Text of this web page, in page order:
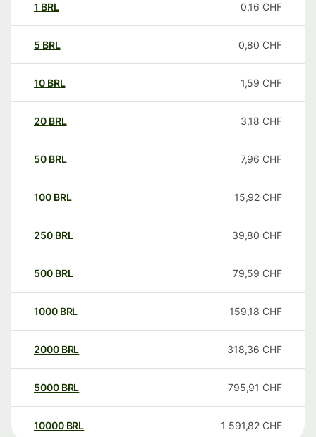
1 BRL 0,16 CHF
5 BRL 0,80 CHF
10 BRL 1,59 CHF
20 BRL 3,18 CHF
50 BRL 7,96 CHF
100 BRL 15,92 CHF
250 BRL 39,80 CHF
500 BRL 79,59 CHF
1000 BRL 159,18 CHF
2000 BRL 318,36 CHF
5000 BRL 795,91 CHF
10000 BRL 1 591,82 CHF